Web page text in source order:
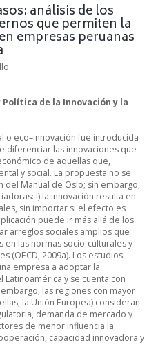
análisis de los
que permiten la
empresas peruanas
de la Innovación y la
o eco–innovación fue introducida
diferenciar las innovaciones que
de aquellas que,
y social. La propuesta no se
del Manual de Oslo; sin embargo,
i) la innovación resulta en
sin importar si el efecto es
puede ir más allá de los
arreglos sociales amplios que
las normas socio-culturales y
(OECD, 2009a). Los estudios
empresa a adoptar la
Latinoamérica y se cuenta con
las regiones con mayor
la Unión Europea) consideran
demanda de mercado y
de menor influencia la
capacidad innovadora y